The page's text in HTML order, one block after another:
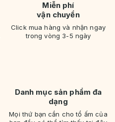
Miễn phí
vận chuyển
Click mua hàng và nhận ngay
trong vòng 3-5 ngày
Danh mục sản phẩm đa
dạng
Mọi thứ bạn cần cho tổ ấm của